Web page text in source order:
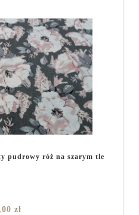
pudrowy róż na szarym tle
zł